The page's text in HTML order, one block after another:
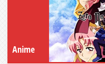
Anime